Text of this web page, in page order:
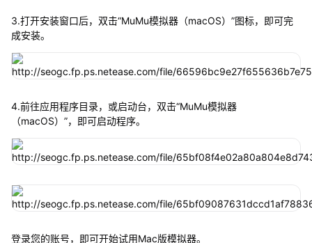
3.打开安装窗口后，双击“MuMu模拟器（macOS）”图标，即可完
成安装。
4.前往应用程序目录，或启动台，双击“MuMu模拟器
（macOS）”，即可启动程序。
登录您的账号，即可开始试用Mac版模拟器。